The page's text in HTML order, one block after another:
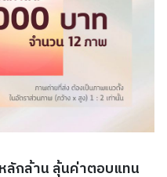
หลักล้าน ลุ้นค่าตอบแทน